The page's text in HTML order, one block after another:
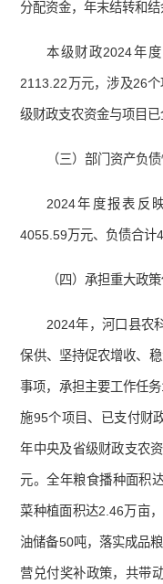
分配资金，年末结转和结
本级财政2024年
2113.22万元，涉及26
级财政支农资金与项目已
（三）部门资产负
2024年度报表反
4055.59万元、负债合计
（四）承担重大政
2024年，河口县农
保供、坚持促农增收、
事项，承担主要工作任
施95个项目、已支付财
年中央及省级财政支农
元。全年粮食播种面积
菜种植面积达2.46万亩
油储备50吨，落实成品
营兑付奖补政策，共带